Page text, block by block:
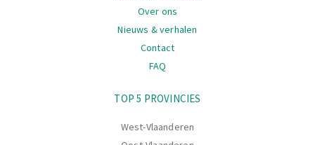
Over ons
Nieuws & verhalen
Contact
FAQ
TOP 5 PROVINCIES
West-Vlaanderen